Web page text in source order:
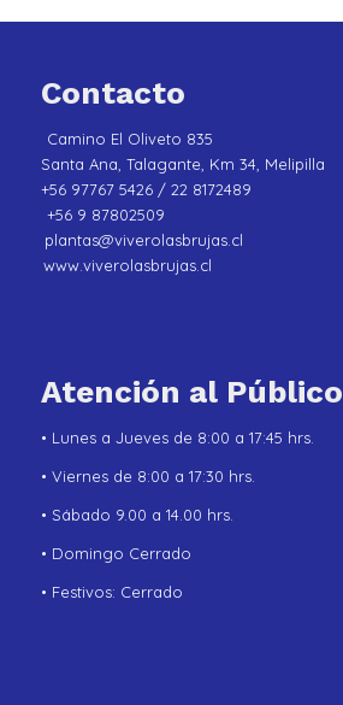
Contacto
Camino El Oliveto 835
Santa Ana, Talagante, Km 34, Melipilla
+56 97767 5426 / 22 8172489
+56 9 87802509
plantas@viverolasbrujas.cl
www.viverolasbrujas.cl
Atención al Público
• Lunes a Jueves de 8:00 a 17:45 hrs.
• Viernes de 8:00 a 17:30 hrs.
• Sábado 9.00 a 14.00 hrs.
• Domingo Cerrado
• Festivos: Cerrado